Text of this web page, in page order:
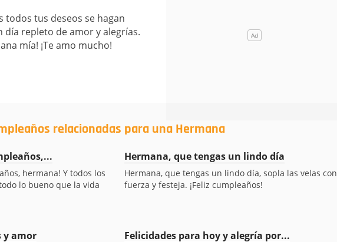
todos tus deseos se hagan
día repleto de amor y alegrías.
mía! ¡Te amo mucho!
relacionadas para una Hermana
hermana! Y todos los
lo bueno que la vida
Hermana, que tengas un lindo día
Hermana, que tengas un lindo día, sopla las velas con
fuerza y festeja. ¡Feliz cumpleaños!
y amor Felicidades para hoy y alegría por...